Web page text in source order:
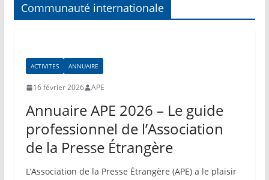
Communauté internationale
ACTIVITES ANNUAIRE
16 février 2026 APE
Annuaire APE 2026 – Le guide
professionnel de l’Association
de la Presse Étrangère
L’Association de la Presse Étrangère (APE) a le plaisir